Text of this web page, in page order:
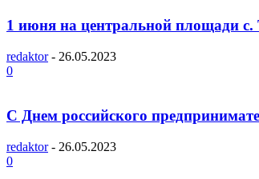
1 июня на центральной площади
redaktor - 26.05.2023
0
С Днем российского
redaktor - 26.05.2023
0